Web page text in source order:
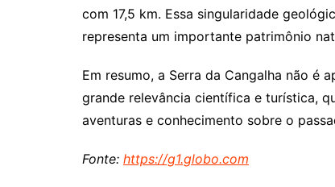
com 17,5 km. Essa singularidade
representa um importante patrimônio
Em resumo, a Serra da Cangalha não é
grande relevância científica e turística,
aventuras e conhecimento sobre o
Fonte: https://g1.globo.com